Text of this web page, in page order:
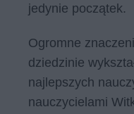
jedynie początek.
Ogromne
dziedzinie
najlepszych
nauczycielami